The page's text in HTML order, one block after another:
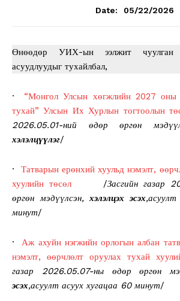
Date:
05/22/2026
Өнөөдөр УИХ-ын ээлжит чуулган
асуудлуудыг тухайлбал,
· “Монгол Улсын хөгжлийн 2027 оны
тухай” Улсын Их Хурлын тогтоолын
2026.05.01-ний өдөр өргөн
хэлэлцүүлэг/
· Татварын ерөнхий хуульд нэмэлт,
хуулийн төсөл/Засгийн газар
өргөн мэдүүлсэн, хэлэлцэх эсэх
минут/
·Аж ахуйн нэгжийн орлогын албан
нэмэлт, өөрчлөлт оруулах тухай
газар 2026.05.07-ны өдөр өргөн
эсэх,асуулт асуух хугацаа 60 минут/